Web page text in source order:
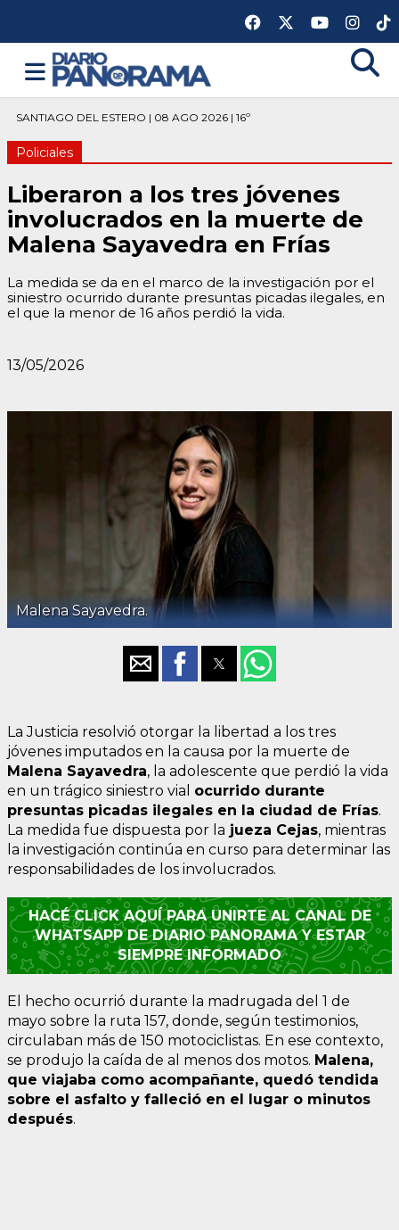
SANTIAGO DEL ESTERO | 08 AGO 2026 | 16º
Policiales
Liberaron a los tres jóvenes
involucrados en la muerte de
Malena Sayavedra en Frías
La medida se da en el marco de la investigación por el
siniestro ocurrido durante presuntas picadas ilegales, en
el que la menor de 16 años perdió la vida.
13/05/2026
Malena Sayavedra.
La Justicia resolvió otorgar la libertad a los tres
jóvenes imputados en la causa por la muerte de
Malena Sayavedra, la adolescente que perdió la vida
en un trágico siniestro vial ocurrido durante
presuntas picadas ilegales en la ciudad de Frías.
La medida fue dispuesta por la jueza Cejas, mientras
la investigación continúa en curso para determinar las
responsabilidades de los involucrados.
HACÉ CLICK AQUÍ PARA UNIRTE AL CANAL DE
WHATSAPP DE DIARIO PANORAMA Y ESTAR
SIEMPRE INFORMADO
El hecho ocurrió durante la madrugada del 1 de
mayo sobre la ruta 157, donde, según testimonios,
circulaban más de 150 motociclistas. En ese contexto,
se produjo la caída de al menos dos motos. Malena,
que viajaba como acompañante, quedó tendida
sobre el asfalto y falleció en el lugar o minutos
después.